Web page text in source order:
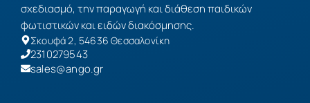
σχεδιασμό, την παραγωγή και διάθεση παιδικών
φωτιστικών και ειδών διακόσμησης.
Σκουφά 2, 54636 Θεσσαλονίκη
2310279543
sales@ango.gr